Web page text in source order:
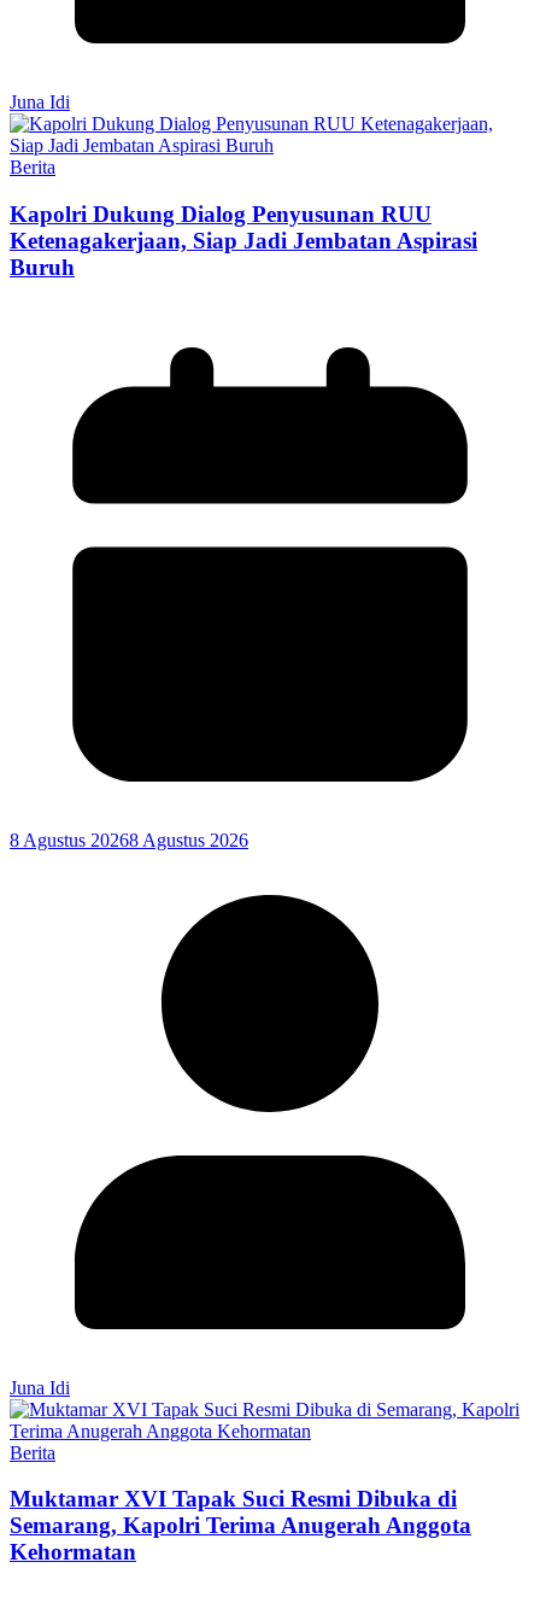
Juna Idi
Berita
Kapolri Dukung Dialog Penyusunan RUU
Ketenagakerjaan, Siap Jadi Jembatan Aspirasi
Buruh
8 Agustus 20268 Agustus 2026
Juna Idi
Berita
Muktamar XVI Tapak Suci Resmi Dibuka di
Semarang, Kapolri Terima Anugerah Anggota
Kehormatan